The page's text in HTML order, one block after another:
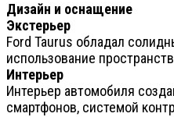
Дизайн и оснащение
Экстерьер
Ford Taurus обладал
использование
Интерьер
Интерьер автомобиля
смартфонов, системой